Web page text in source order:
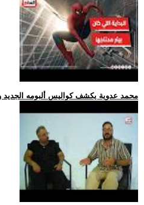
.. محمد عدوية يكشف كواليس ألبومه